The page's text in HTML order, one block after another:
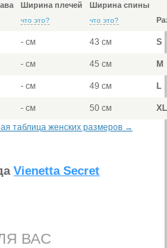
Ширина плечей
что это?
Ширина спины
что это?
- см 43 см S
- см 45 см M
- см 49 см L
- см 50 см
XL
таблица женских размеров →
Vienetta Secret
ВАС